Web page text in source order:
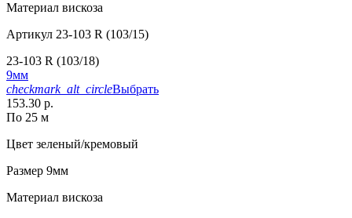
Материал вискоза
Артикул 23-103 R (103/15)
23-103 R (103/18)
9мм
checkmark_alt_circleВыбрать
153.30 р.
По 25 м
Цвет зеленый/кремовый
Размер 9мм
Материал вискоза